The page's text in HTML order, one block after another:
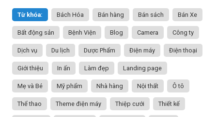
Từ khóa: Bách Hóa Bán hàng Bán sách Bán Xe
Bất động sản Bệnh Viện Blog Camera Công ty
Dịch vụ Du lịch Dược Phẩm Điện máy Điện thoại
Giới thiệu In ấn Làm đẹp Landing page
Mẹ và Bé Mỹ phẩm Nhà hàng Nội thất Ô tô
Thể thao Theme điện máy Thiệp cưới Thiết kế